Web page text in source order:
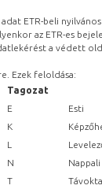
ETR-beli
az ETR-es
a védett
Ezek feloldása:
Tagozat
E
Esti
K
L
N
Nappali
T